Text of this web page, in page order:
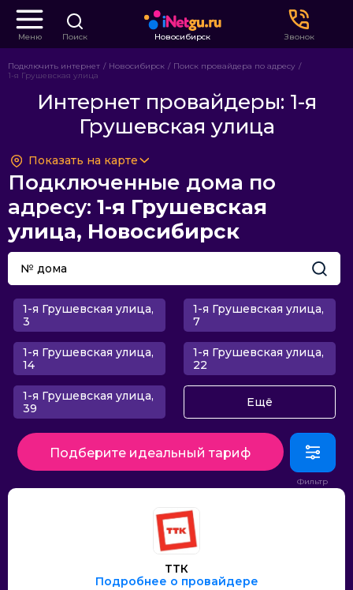
Меню Поиск Новосибирск Звонок
Подключить интернет Новосибирск
Поиск провайдера по адресу
1-я Грушевская улица
Интернет провайдеры: 1-я
Грушевская улица
Показать на карте
Подключенные дома по
адресу: 1-я Грушевская
улица, Новосибирск
1-я Грушевская улица,
3
1-я Грушевская улица,
7
1-я Грушевская улица,
14
1-я Грушевская улица,
22
1-я Грушевская улица,
39
Ещё
Подберите идеальный тариф
ТТК
Подробнее о провайдере